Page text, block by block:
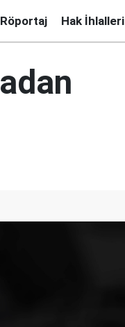
Röportaj Hak İhlalleri